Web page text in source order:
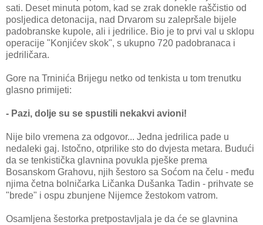
sati. Deset minuta potom, kad se zrak donekle raščistio od
posljedica detonacija, nad Drvarom su zalepršale bijele
padobranske kupole, ali i jedrilice. Bio je to prvi val u sklopu
operacije "Konjićev skok", s ukupno 720 padobranaca i
jedriličara.
Gore na Trninića Brijegu netko od tenkista u tom trenutku
glasno primijeti:
- Pazi, dolje su se spustili nekakvi avioni!
Nije bilo vremena za odgovor... Jedna jedrilica pade u
nedaleki gaj. Istočno, otprilike sto do dvjesta metara. Budući
da se tenkistička glavnina povukla pješke prema
Bosanskom Grahovu, njih šestoro sa Soćom na čelu - među
njima četna bolničarka Ličanka Dušanka Tadin - prihvate se
"brede" i ospu zbunjene Nijemce žestokom vatrom.
Osamljena šestorka pretpostavljala je da će se glavnina